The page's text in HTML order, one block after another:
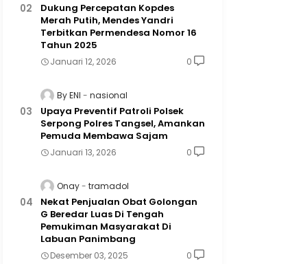
Dukung Percepatan Kopdes
Merah Putih, Mendes Yandri
Terbitkan Permendesa Nomor 16
Tahun 2025
Januari 12, 2026 0
By ENI nasional
Upaya Preventif Patroli Polsek
Serpong Polres Tangsel, Amankan
Pemuda Membawa Sajam
Januari 13, 2026 0
Onay tramadol
Nekat Penjualan Obat Golongan
G Beredar Luas Di Tengah
Pemukiman Masyarakat Di
Labuan Panimbang
Desember 03, 2025 0